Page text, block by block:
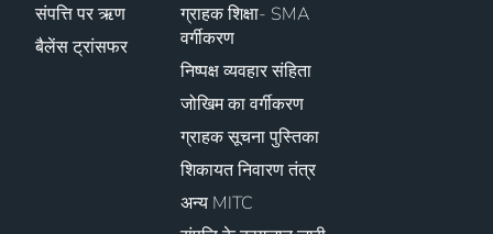
संपत्ति पर ऋण
बैलेंस ट्रांसफर
ग्राहक शिक्षा- SMA
वर्गीकरण
निष्पक्ष व्यवहार संहिता
जोखिम का वर्गीकरण
ग्राहक सूचना पुस्तिका
शिकायत निवारण तंत्र
अन्य MITC